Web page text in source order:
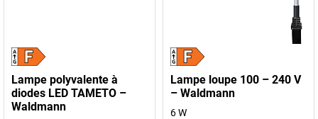
Lampe polyvalente à
diodes LED TAMETO –
Waldmann
Lampe loupe 100 – 240 V
– Waldmann
6 W